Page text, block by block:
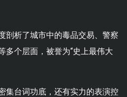
剖析了城市中的毒品交易、警察
多个层面，被誉为“史上最伟大
集台词功底，还有实力的表演控